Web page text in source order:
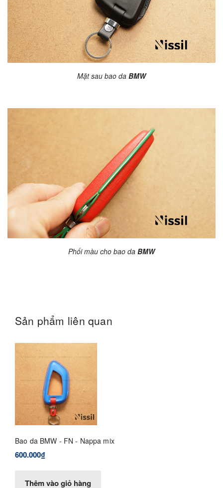
Mặt sau bao da BMW
Phối màu cho bao da BMW
Sản phẩm liên quan
Bao da BMW - FN - Nappa mix
600.000₫
Thêm vào giỏ hàng